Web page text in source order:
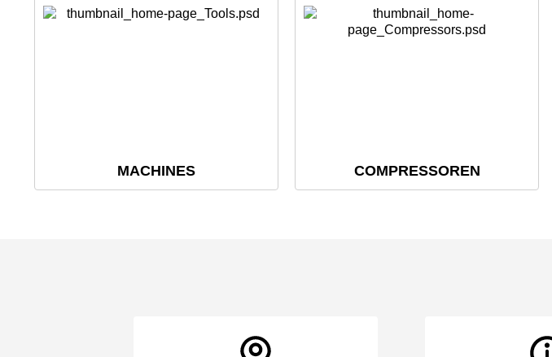
MACHINES COMPRESSOREN